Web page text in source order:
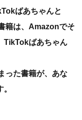
ばあちゃんと
籍は、Amazonでそ
TikTokばあちゃん
った書籍が、あな